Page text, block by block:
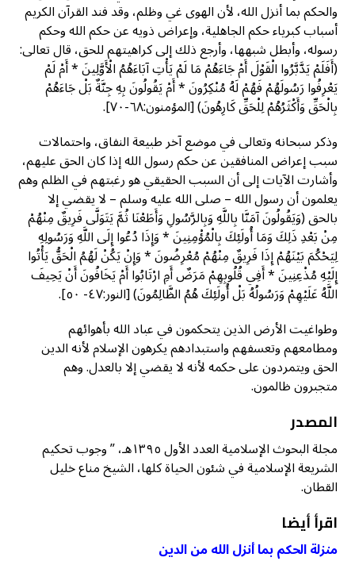
والحكم بما أنزل الله، لأن الهوى غي وظلم، وقد فند القرآن الكريم
أسباب كبرياء حكم الجاهلية، وإعراض ذويه عن حكم الله وحكم
رسوله، وأبطل شبهها، وأرجع ذلك إلى كراهيتهم للحق، قال تعالى:
(أَفَلَمْ يَدَّبَّرُوا الْقَوْلَ أَمْ جَاءَهُمْ مَا لَمْ يَأْتِ آبَاءَهُمُ الْأَوَّلِينَ * أَمْ لَمْ
يَعْرِفُوا رَسُولَهُمْ فَهُمْ لَهُ مُنْكِرُونَ * أَمْ يَقُولُونَ بِهِ جِنَّةٌ بَلْ جَاءَهُمْ
بِالْحَقِّ وَأَكْثَرُهُمْ لِلْحَقِّ كَارِهُونَ) [المؤمنون:٦٨-٧٠].
وذكر سبحانه وتعالى في موضع آخر طبيعة النفاق، واحتمالات
سبب إعراض المنافقين عن حكم رسول الله إذا كان الحق عليهم،
وأشارت الآيات إلى أن السبب الحقيقي هو رغبتهم في الظلم وهم
يعلمون أن رسول الله – صلى الله عليه وسلم – لا يقضي إلا
بالحق (وَيَقُولُونَ آمَنَّا بِاللَّهِ وَبِالرَّسُولِ وَأَطَعْنَا ثُمَّ يَتَوَلَّى فَرِيقٌ مِنْهُمْ
مِنْ بَعْدِ ذَلِكَ وَمَا أُولَئِكَ بِالْمُؤْمِنِينَ * وَإِذَا دُعُوا إِلَى اللَّهِ وَرَسُولِهِ
لِيَحْكُمَ بَيْنَهُمْ إِذَا فَرِيقٌ مِنْهُمْ مُعْرِضُونَ * وَإِنْ يَكُنْ لَهُمُ الْحَقُّ يَأْتُوا
إِلَيْهِ مُذْعِنِينَ * أَفِي قُلُوبِهِمْ مَرَضٌ أَمِ ارْتَابُوا أَمْ يَخَافُونَ أَنْ يَحِيفَ
اللَّهُ عَلَيْهِمْ وَرَسُولُهُ بَلْ أُولَئِكَ هُمُ الظَّالِمُونَ) [النور:٤٧- ٥٠].
وطواغيت الأرض الذين يتحكمون في عباد الله بأهوائهم
ومطامعهم وتعسفهم واستبدادهم يكرهون الإسلام لأنه الدين
الحق ويتمردون على حكمه لأنه لا يقضي إلا بالعدل. وهم
متجبرون ظالمون.
المصدر
مجلة البحوث الإسلامية العدد الأول ١٣٩٥هـ، ” وجوب تحكيم
الشريعة الإسلامية في شئون الحياة كلها، الشيخ مناع خليل
القطان.
اقرأ أيضا
منزلة الحكم بما أنزل الله من الدين